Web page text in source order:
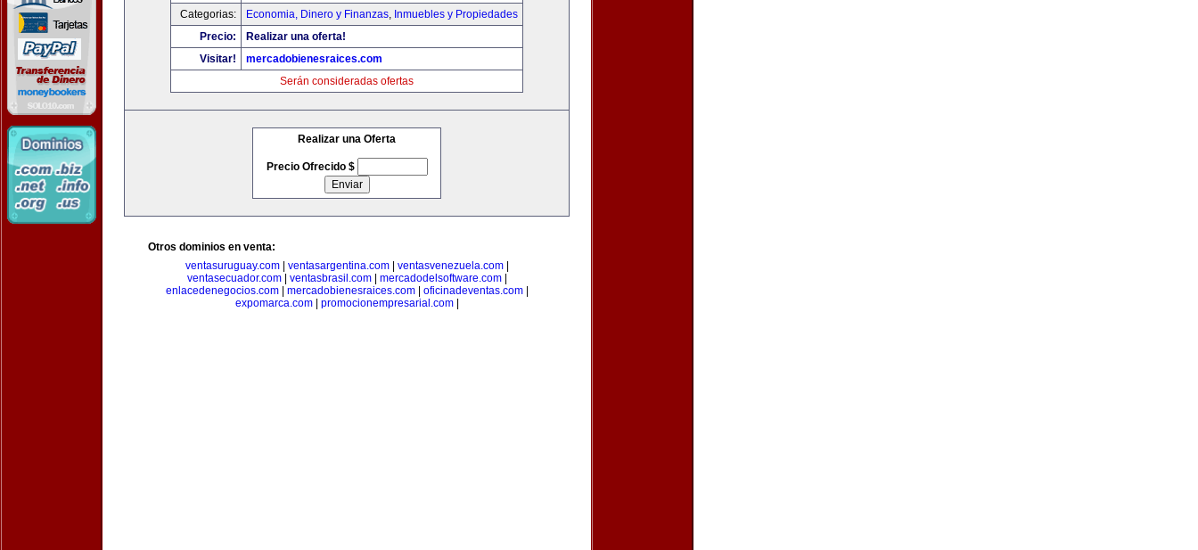
Categorias:
Economia, Dinero y Finanzas, Inmuebles y Propiedades
Precio:
Realizar una oferta!
Visitar!
mercadobienesraices.com
Serán consideradas ofertas
Realizar una Oferta
Precio Ofrecido $
Otros dominios en venta:
ventasuruguay.com| ventasargentina.com| ventasvenezuela.com|
ventasecuador.com| ventasbrasil.com| mercadodelsoftware.com|
enlacedenegocios.com| mercadobienesraices.com| oficinadeventas.com|
expomarca.com| promocionempresarial.com|